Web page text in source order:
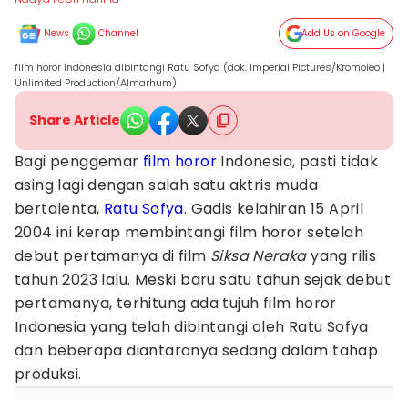
News Channel Add Us on Google
film horor Indonesia dibintangi Ratu Sofya (dok. Imperial Pictures/Kromoleo |
Unlimited Production/Almarhum)
Share Article
Bagi penggemar film horor Indonesia, pasti tidak
asing lagi dengan salah satu aktris muda
bertalenta, Ratu Sofya. Gadis kelahiran 15 April
2004 ini kerap membintangi film horor setelah
debut pertamanya di film Siksa Nerakayang rilis
tahun 2023 lalu. Meski baru satu tahun sejak debut
pertamanya, terhitung ada tujuh film horor
Indonesia yang telah dibintangi oleh Ratu Sofya
dan beberapa diantaranya sedang dalam tahap
produksi.